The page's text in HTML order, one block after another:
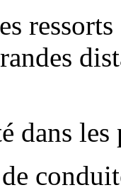
dans les